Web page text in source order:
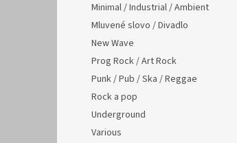
Minimal / Industrial / Ambient
Mluvené slovo / Divadlo
New Wave
Prog Rock / Art Rock
Punk / Pub / Ska / Reggae
Rock a pop
Underground
Various